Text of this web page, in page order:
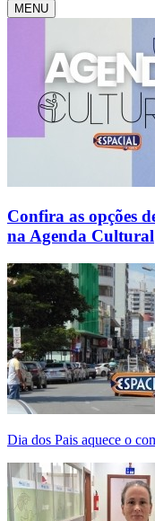
MENU
Confira as opções
na Agenda Cultural
Dia dos Pais aquece o